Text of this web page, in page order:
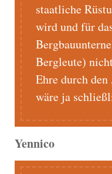
staatliche
wird und für
Bergleute)
Ehre durch
wäre ja
Yennico